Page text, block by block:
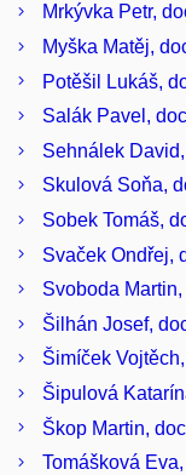
Mrkývka Petr,
Myška Matěj,
Potěšil Lukáš,
Salák Pavel,
Sehnálek
Skulová Soňa,
Sobek Tomáš,
Svaček Ondřej,
Svoboda
Šilhán Josef,
Šimíček
Šipulová
Škop Martin,
Tomášková